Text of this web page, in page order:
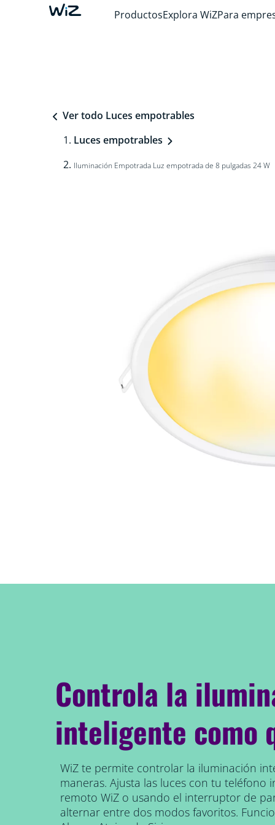
ProductosExplora WiZPara
Ver todo Luces empotrables
Luces empotrables
Iluminación Empotrada Luz empotrada de 8 pulgadas 24 W
Controla la
inteligente como
WiZ te permite controlar la iluminación
maneras. Ajusta las luces con tu teléfono
remoto WiZ o usando el interruptor de
alternar entre dos modos favoritos.